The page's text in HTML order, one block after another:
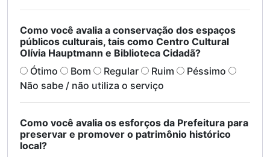
Como você avalia a conservação dos espaços
públicos culturais, tais como Centro Cultural
Olívia Hauptmann e Biblioteca Cidadã?
Ótimo
Bom Regular Ruim
Péssimo
Não sabe / não utiliza o serviço
Como você avalia os esforços da Prefeitura para
preservar e promover o patrimônio histórico
local?